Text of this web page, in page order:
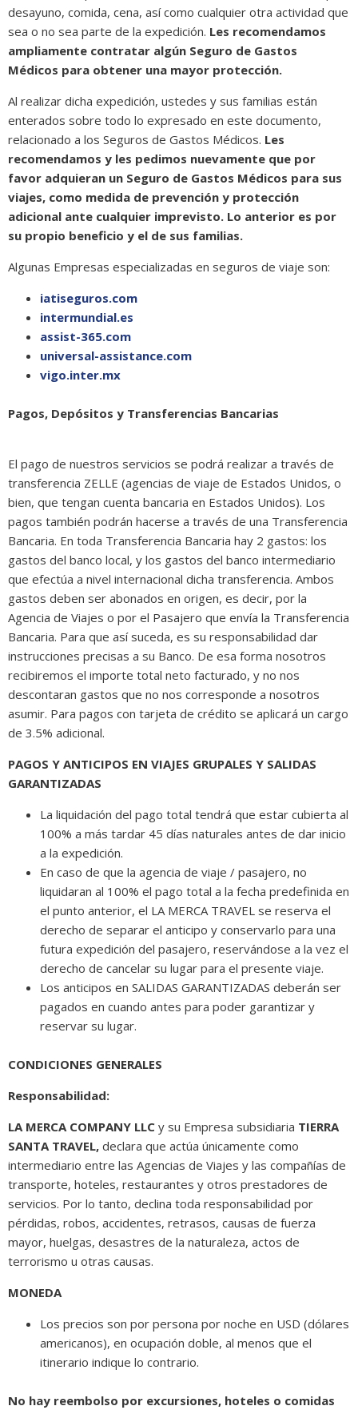
desayuno, comida, cena, así como cualquier otra actividad que
sea o no sea parte de la expedición. Les recomendamos
ampliamente contratar algún Seguro de Gastos
Médicos para obtener una mayor protección.
Al realizar dicha expedición, ustedes y sus familias están
enterados sobre todo lo expresado en este documento,
relacionado a los Seguros de Gastos Médicos. Les
recomendamos y les pedimos nuevamente que por
favor adquieran un Seguro de Gastos Médicos para sus
viajes, como medida de prevención y protección
adicional ante cualquier imprevisto. Lo anterior es por
su propio beneficio y el de sus familias.
Algunas Empresas especializadas en seguros de viaje son:
iatiseguros.com
intermundial.es
assist-365.com
universal-assistance.com
vigo.inter.mx
Pagos, Depósitos y Transferencias Bancarias
El pago de nuestros servicios se podrá realizar a través de
transferencia ZELLE (agencias de viaje de Estados Unidos, o
bien, que tengan cuenta bancaria en Estados Unidos). Los
pagos también podrán hacerse a través de una Transferencia
Bancaria. En toda Transferencia Bancaria hay 2 gastos: los
gastos del banco local, y los gastos del banco intermediario
que efectúa a nivel internacional dicha transferencia. Ambos
gastos deben ser abonados en origen, es decir, por la
Agencia de Viajes o por el Pasajero que envía la Transferencia
Bancaria. Para que así suceda, es su responsabilidad dar
instrucciones precisas a su Banco. De esa forma nosotros
recibiremos el importe total neto facturado, y no nos
descontaran gastos que no nos corresponde a nosotros
asumir. Para pagos con tarjeta de crédito se aplicará un cargo
de 3.5% adicional.
PAGOS Y ANTICIPOS EN VIAJES GRUPALES Y SALIDAS
GARANTIZADAS
La liquidación del pago total tendrá que estar cubierta al
100% a más tardar 45 días naturales antes de dar inicio
a la expedición.
En caso de que la agencia de viaje / pasajero, no
liquidaran al 100% el pago total a la fecha predefinida en
el punto anterior, el LA MERCA TRAVEL se reserva el
derecho de separar el anticipo y conservarlo para una
futura expedición del pasajero, reservándose a la vez el
derecho de cancelar su lugar para el presente viaje.
Los anticipos en SALIDAS GARANTIZADAS deberán ser
pagados en cuando antes para poder garantizar y
reservar su lugar.
CONDICIONES GENERALES
Responsabilidad:
LA MERCA COMPANY LLC y su Empresa subsidiaria TIERRA
SANTA TRAVEL, declara que actúa únicamente como
intermediario entre las Agencias de Viajes y las compañías de
transporte, hoteles, restaurantes y otros prestadores de
servicios. Por lo tanto, declina toda responsabilidad por
pérdidas, robos, accidentes, retrasos, causas de fuerza
mayor, huelgas, desastres de la naturaleza, actos de
terrorismo u otras causas.
MONEDA
Los precios son por persona por noche en USD (dólares
americanos), en ocupación doble, al menos que el
itinerario indique lo contrario.
No hay reembolso por excursiones, hoteles o comidas